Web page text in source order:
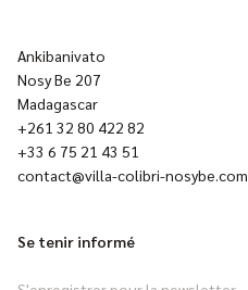
Ankibanivato
Nosy Be 207
Madagascar
+261 32 80 422 82
+33 6 75 21 43 51
contact@villa-colibri-nosybe.com
Se tenir informé